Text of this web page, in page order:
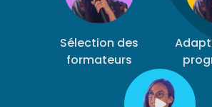
Sélection des
formateurs